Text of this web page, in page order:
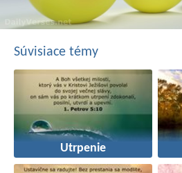
Súvisiace témy
Utrpenie